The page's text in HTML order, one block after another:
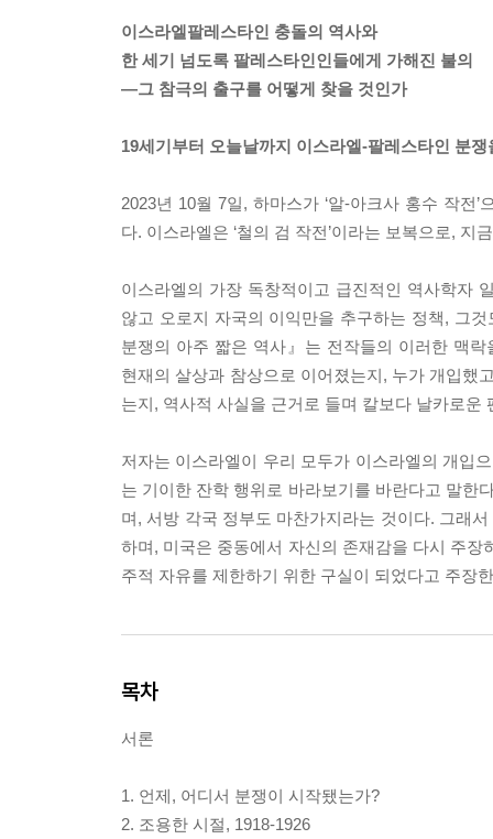
이스라엘­팔레스타인 충돌의 역사와
한 세기 넘도록 팔레스타인인들에게 가해진 불의
―그 참극의 출구를 어떻게 찾을 것인가
19세기부터 오늘날까지 이스라엘-팔레스타인 분
2023년 10월 7일, 하마스가 ‘알-아크사 홍수 작전
다. 이스라엘은 ‘철의 검 작전’이라는 보복으로,
이스라엘의 가장 독창적이고 급진적인 역사학자
않고 오로지 자국의 이익만을 추구하는 정책, 그
분쟁의 아주 짧은 역사』는 전작들의 이러한 맥
현재의 살상과 참상으로 이어졌는지, 누가 개입했
는지, 역사적 사실을 근거로 들며 칼보다 날카로운
저자는 이스라엘이 우리 모두가 이스라엘의 개입
는 기이한 잔학 행위로 바라보기를 바란다고 말한
며, 서방 각국 정부도 마찬가지라는 것이다. 그래
하며, 미국은 중동에서 자신의 존재감을 다시 주장
주적 자유를 제한하기 위한 구실이 되었다고 주장
목차
서론
1. 언제, 어디서 분쟁이 시작됐는가?
2. 조용한 시절, 1918-1926